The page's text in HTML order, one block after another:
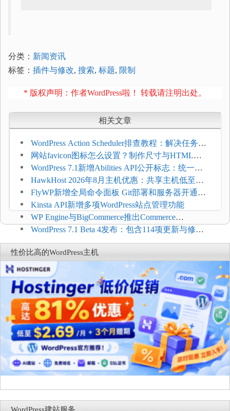
分类： 新闻资讯
标签： 插件与修改, 搜索, 标题, 限制
* 版权声明：作者WordPress啦！ 转载请注明出处。
相关文章
WordPress Action Scheduler排查教程：解决任务积
压和订单延迟
网站favicon图标怎么设置？制作尺寸与HTML添
加方法
WordPress 7.1新增Abilities API公开标志：统一支
持REST API、MCP与AI代理
HawkHost 2026年8月主机优惠：共享主机低至
$2.61/月，高性能主机同步折扣
FlyWP新增全局命令面板 Git部署和服务器开通更
方便
Kinsta API新增多项WordPress站点管理功能
WP Engine与BigCommerce推出Commerce
Connect：WordPress商店可保留前台体验并扩展电
商能力
WordPress 7.1 Beta 4发布：包含114项更新与修
复，仅建议在测试环境体验
性价比高的WordPress主机
WordPress建站服务